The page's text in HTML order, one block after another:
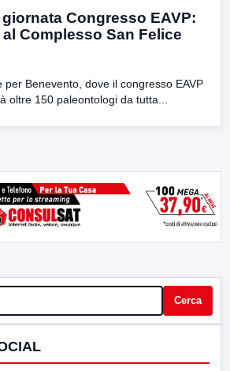
Congresso EAVP:
Complesso San Felice
per Benevento, dove il congresso EAVP
oltre 150 paleontologi da tutta...
Cerca